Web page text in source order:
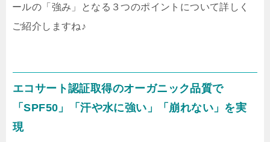
ールの「強み」となる３つのポイントについて詳しく
ご紹介しますね♪
エコサート認証取得のオーガニック品質で
「SPF50」「汗や水に強い」「崩れない」を実
現